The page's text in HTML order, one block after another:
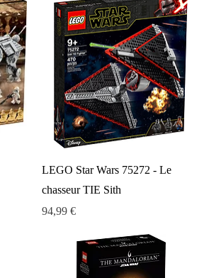
Aperçu rapide
LEGO Star Wars 75272 - Le
chasseur TIE Sith
Prix
94,99 €